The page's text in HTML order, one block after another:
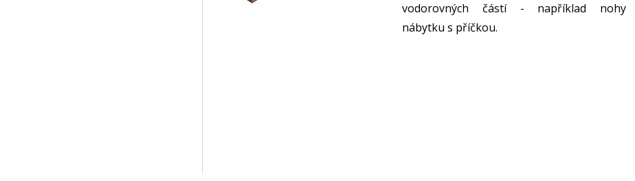
vodorovných částí - například nohy
nábytku s příčkou.